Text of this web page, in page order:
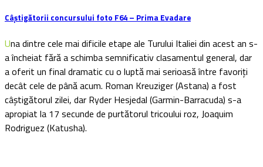
Câștigătorii concursului foto F64 – Prima Evadare
Una dintre cele mai dificile etape ale Turului Italiei din acest an s-
a încheiat fără a schimba semnificativ clasamentul general, dar
a oferit un final dramatic cu o luptă mai serioasă între favoriți
decât cele de până acum. Roman Kreuziger (Astana) a fost
câștigătorul zilei, dar Ryder Hesjedal (Garmin-Barracuda) s-a
apropiat la 17 secunde de purtătorul tricoului roz, Joaquim
Rodriguez (Katusha).